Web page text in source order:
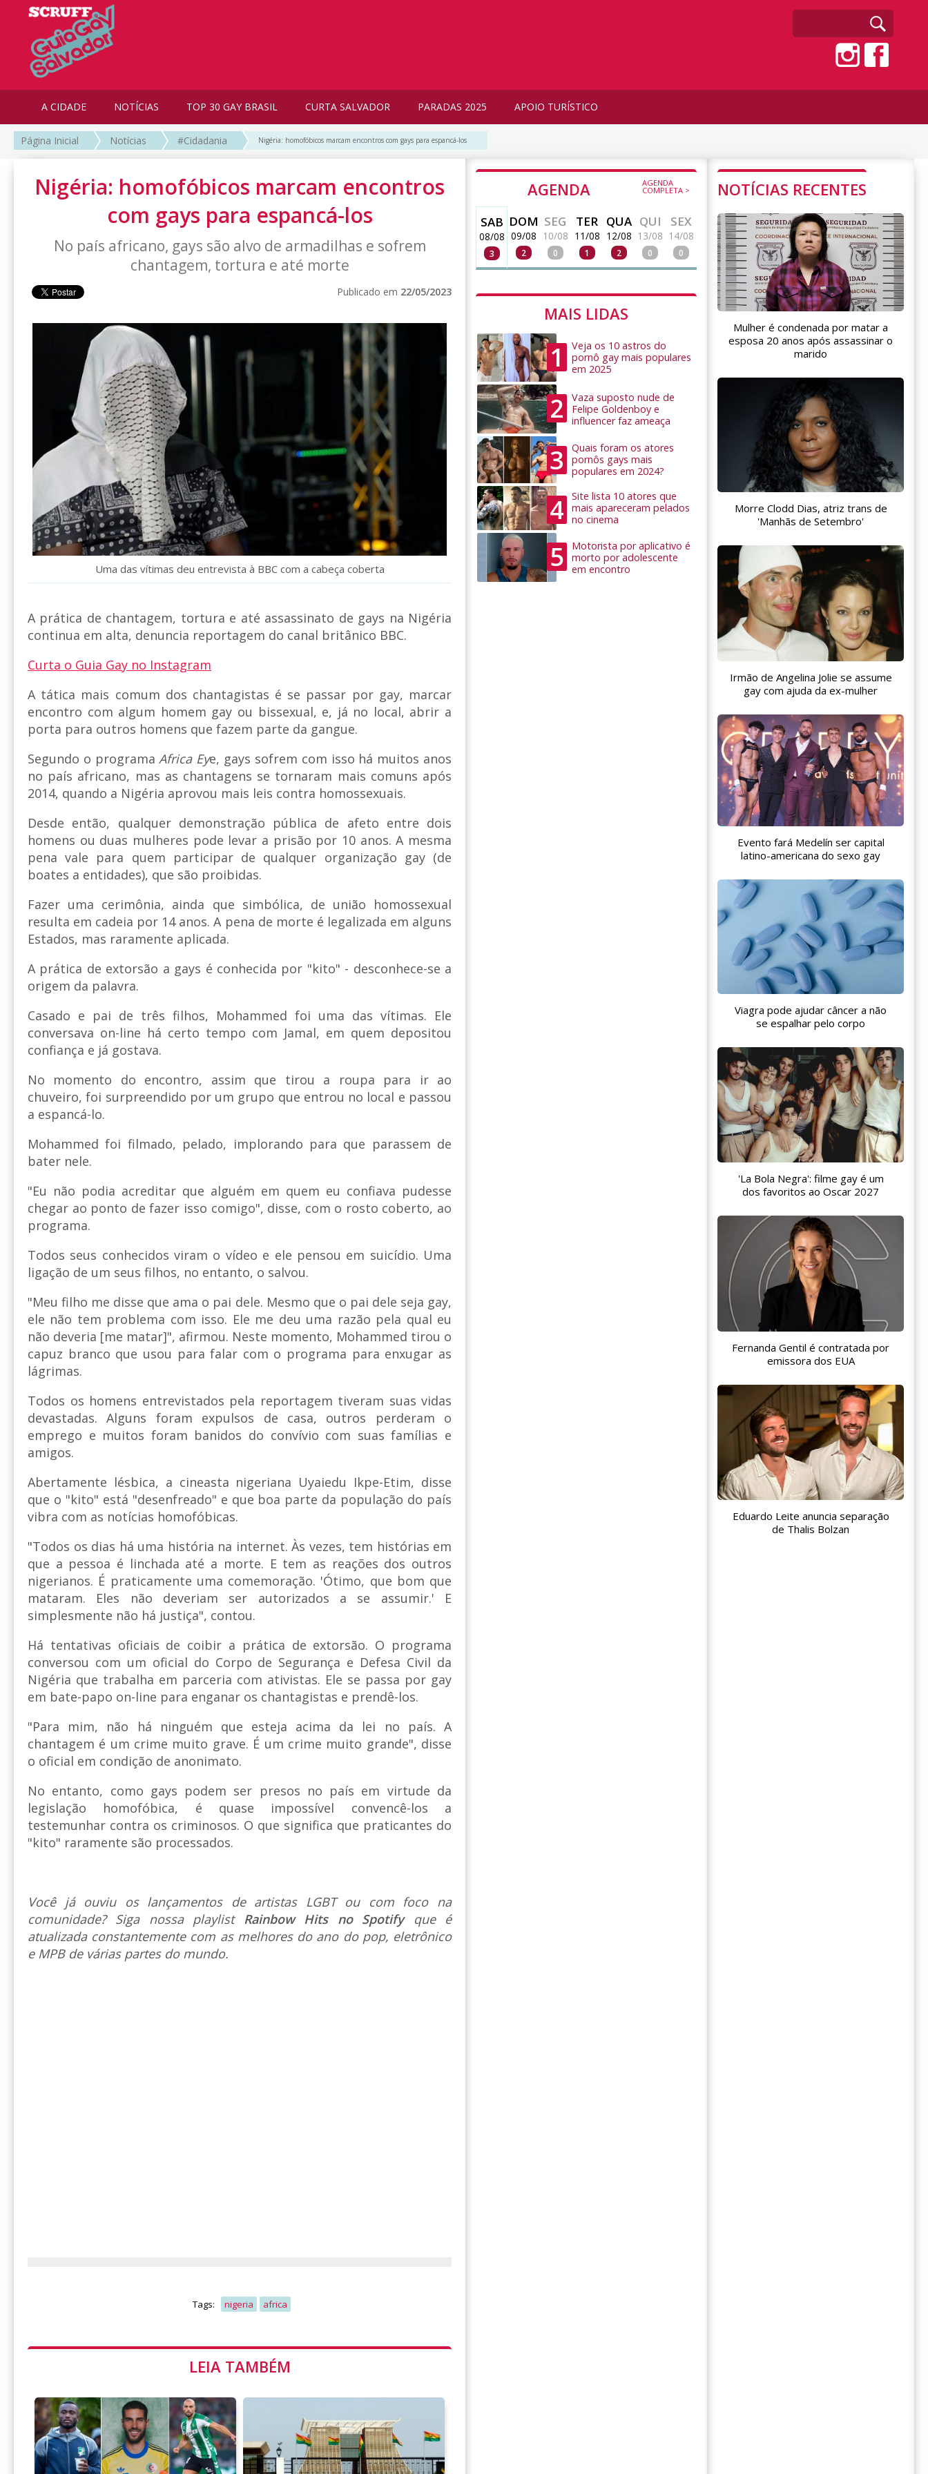
A CIDADE NOTÍCIAS TOP 30 GAY BRASIL CURTA SALVADOR PARADAS 2025 APOIO TURÍSTICO
Página Inicial Notícias #Cidadania Nigéria: homofóbicos marcam encontros com gays para espancá-los
Nigéria: homofóbicos marcam encontros
com gays para espancá-los
No país africano, gays são alvo de armadilhas e sofrem
chantagem, tortura e até morte
Publicado em 22/05/2023
Uma das vítimas deu entrevista à BBC com a cabeça coberta
A prática de chantagem, tortura e até assassinato de gays na Nigéria
continua em alta, denuncia reportagem do canal britânico BBC.
Curta o Guia Gay no Instagram
A tática mais comum dos chantagistas é se passar por gay, marcar
encontro com algum homem gay ou bissexual, e, já no local, abrir a
porta para outros homens que fazem parte da gangue.
Segundo o programaAfrica Eye, gays sofrem com isso há muitos anos
no país africano, mas as chantagens se tornaram mais comuns após
2014, quando a Nigéria aprovou mais leis contra homossexuais.
Desde então, qualquer demonstração pública de afeto entre dois
homens ou duas mulheres pode levar a prisão por 10 anos. A mesma
pena vale para quem participar de qualquer organização gay (de
boates a entidades), que são proibidas.
Fazer uma cerimônia, ainda que simbólica, de união homossexual
resulta em cadeia por 14 anos. A pena de morte é legalizada em alguns
Estados, mas raramente aplicada.
A prática de extorsão a gays é conhecida por "kito" - desconhece-se a
origem da palavra.
Casado e pai de três filhos, Mohammed foi uma das vítimas. Ele
conversava on-line há certo tempo com Jamal, em quem depositou
confiança e já gostava.
No momento do encontro, assim que tirou a roupa para ir ao
chuveiro, foi surpreendido por um grupo que entrou no local e passou
a espancá-lo.
Mohammed foi filmado, pelado, implorando para que parassem de
bater nele.
"Eu não podia acreditar que alguém em quem eu confiava pudesse
chegar ao ponto de fazer isso comigo", disse, com o rosto coberto, ao
programa.
Todos seus conhecidos viram o vídeo e ele pensou em suicídio. Uma
ligação de um seus filhos, no entanto, o salvou.
"Meu filho me disse que ama o pai dele. Mesmo que o pai dele seja gay,
ele não tem problema com isso. Ele me deu uma razão pela qual eu
não deveria [me matar]", afirmou. Neste momento, Mohammed tirou o
capuz branco que usou para falar com o programa para enxugar as
lágrimas.
Todos os homens entrevistados pela reportagem tiveram suas vidas
devastadas. Alguns foram expulsos de casa, outros perderam o
emprego e muitos foram banidos do convívio com suas famílias e
amigos.
Abertamente lésbica, a cineasta nigeriana Uyaiedu Ikpe-Etim, disse
que o "kito" está "desenfreado" e que boa parte da população do país
vibra com as notícias homofóbicas.
"Todos os dias há uma história na internet. Às vezes, tem histórias em
que a pessoa é linchada até a morte. E tem as reações dos outros
nigerianos. É praticamente uma comemoração. 'Ótimo, que bom que
mataram. Eles não deveriam ser autorizados a se assumir.' E
simplesmente não há justiça", contou.
Há tentativas oficiais de coibir a prática de extorsão. O programa
conversou com um oficial do Corpo de Segurança e Defesa Civil da
Nigéria que trabalha em parceria com ativistas. Ele se passa por gay
em bate-papo on-line para enganar os chantagistas e prendê-los.
"Para mim, não há ninguém que esteja acima da lei no país. A
chantagem é um crime muito grave. É um crime muito grande", disse
o oficial em condição de anonimato.
No entanto, como gays podem ser presos no país em virtude da
legislação homofóbica, é quase impossível convencê-los a
testemunhar contra os criminosos. O que significa que praticantes do
"kito" raramente são processados.
Você já ouviu os lançamentos de artistas LGBT ou com foco na
comunidade? Siga nossa playlist Rainbow Hits no Spotify que é
atualizada constantemente com as melhores do ano do pop, eletrônico
e MPB de várias partes do mundo.
Tags: nigeria africa
LEIA TAMBÉM
AGENDA AGENDA
COMPLETA >
SAB
08/08
3
DOM
09/08
2
SEG
10/08
0
TER
11/08
1
QUA
12/08
2
QUI
13/08
0
SEX
14/08
0
MAIS LIDAS
1
Veja os 10 astros do
pornô gay mais populares
em 2025
2
Vaza suposto nude de
Felipe Goldenboy e
influencer faz ameaça
3
Quais foram os atores
pornôs gays mais
populares em 2024?
4
Site lista 10 atores que
mais apareceram pelados
no cinema
5
Motorista por aplicativo é
morto por adolescente
em encontro
NOTÍCIAS RECENTES
Mulher é condenada por matar a
esposa 20 anos após assassinar o
marido
Morre Clodd Dias, atriz trans de
'Manhãs de Setembro'
Irmão de Angelina Jolie se assume
gay com ajuda da ex-mulher
Evento fará Medelín ser capital
latino-americana do sexo gay
Viagra pode ajudar câncer a não
se espalhar pelo corpo
'La Bola Negra': filme gay é um
dos favoritos ao Oscar 2027
Fernanda Gentil é contratada por
emissora dos EUA
Eduardo Leite anuncia separação
de Thalis Bolzan